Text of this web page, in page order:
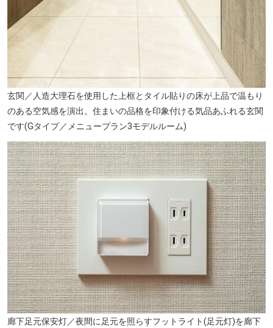
玄関／人造大理石を使用した上框とタイル貼りの床が上品で温もり
のある空気感を演出。住まいの品格を印象付ける気品あふれる玄関
です(Gタイプ／メニュープラン3モデルルーム)
廊下足元保安灯／夜間に足元を照らすフットライト(足元灯)を廊下